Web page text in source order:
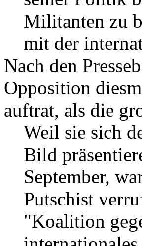
Militanten zu
mit der
Nach den
Opposition
auftrat, als die
Weil sie sich
Bild
September,
Putschist
"Koalition